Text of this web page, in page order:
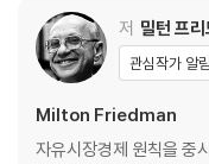
1. 국제무역
2. 중앙집권적 경제계획
3. 통제와 자유
제3장 대공황의 해부
저 밀턴 프
관심작가 알
Milton Friedman
자유시장경제 원칙을 중